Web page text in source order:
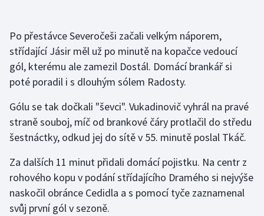
Olympijské hry
Parasport
Plavání
Plážový volejbal
Rychlobruslení
Rychlostní kanoistika
Po přestávce Severočeši začali velkým náporem,
střídající Jásir měl už po minutě na kopačce vedoucí
gól, kterému ale zamezil Dostál. Domácí brankář si
poté poradil i s dlouhým sólem Radosty.
Gólu se tak dočkali "ševci". Vukadinovič vyhrál na pravé
straně souboj, míč od brankové čáry protlačil do středu
šestnáctky, odkud jej do sítě v 55. minutě poslal Tkáč.
Za dalších 11 minut přidali domácí pojistku. Na centr z
rohového kopu v podání střídajícího Dramého si nejvýše
naskočil obránce Cedidla a s pomocí tyče zaznamenal
svůj první gól v sezoně.